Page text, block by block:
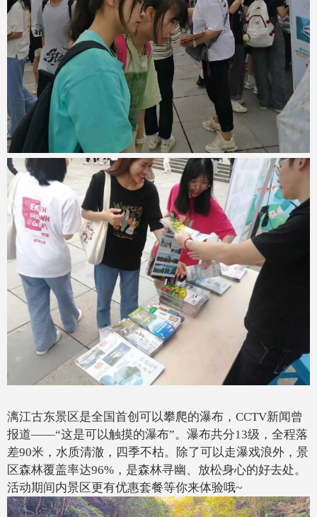
漓江古东景区是全国首创可以攀爬的瀑布，CCTV新闻曾
报道——“这是可以触摸的瀑布”。瀑布共分13级，全程落
差90米，水质清澈，四季不枯。除了可以走瀑戏浪外，景
区森林覆盖率达96%，是森林寻幽、放松身心的好去处。
活动期间内景区更有优惠套餐等你来体验哦~